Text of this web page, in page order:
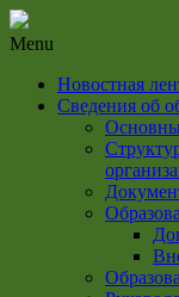
Menu
Новостная
Сведения об